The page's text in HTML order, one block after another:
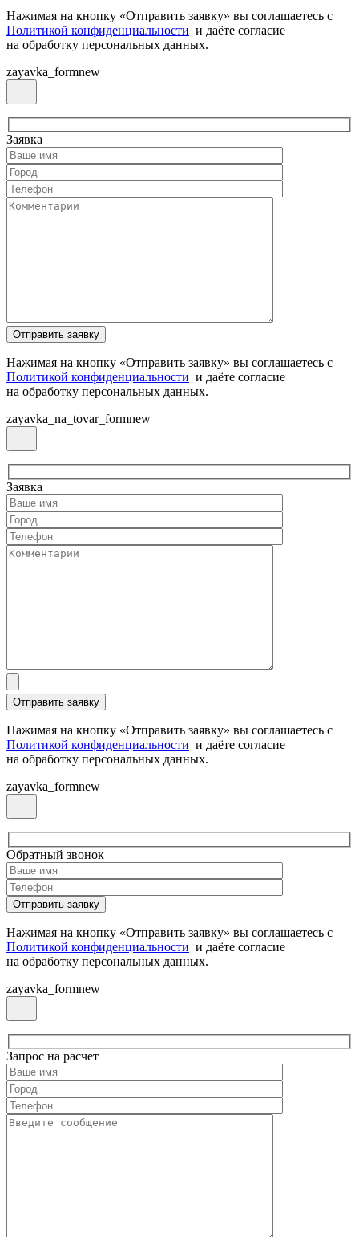
Нажимая на кнопку «Отправить заявку» вы соглашаетесь с
Политикой конфиденциальности и даёте согласие
на обработку персональных данных.
zayavka_formnew
Заявка
Нажимая на кнопку «Отправить заявку» вы соглашаетесь с
Политикой конфиденциальности и даёте согласие
на обработку персональных данных.
zayavka_na_tovar_formnew
Заявка
Нажимая на кнопку «Отправить заявку» вы соглашаетесь с
Политикой конфиденциальности и даёте согласие
на обработку персональных данных.
zayavka_formnew
Обратный звонок
Нажимая на кнопку «Отправить заявку» вы соглашаетесь с
Политикой конфиденциальности и даёте согласие
на обработку персональных данных.
zayavka_formnew
Запрос на расчет